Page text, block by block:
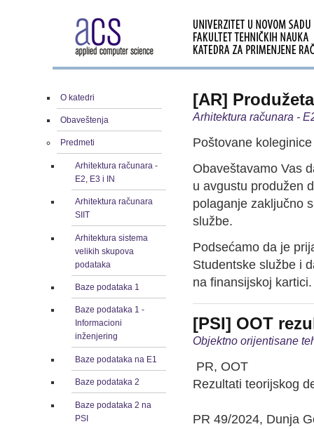
O katedri
Obaveštenja
Predmeti
Arhitektura računara -
E2, E3 i IN
Arhitektura računara
SIIT
Arhitektura sistema
velikih skupova
podataka
Baze podataka 1
Baze podataka 1 -
Informacioni
inženjering
Baze podataka na E1
Baze podataka 2
Baze podataka 2 na
PSI
[AR]
Arhitektura računara -
Poštovane
Obaveštavamo Vas
u avgustu produžen
polaganje zaključno
službe.
Podsećamo da je
Studentske službe i
na finansijskoj kartici.
[PSI] OOT
Objektno orijentisane
PR, OOT
Rezultati teorijskog
PR 49/2024, Dunja